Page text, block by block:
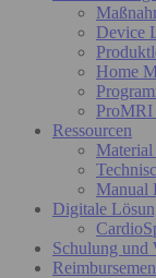
Device
Home
ProMRI
Ressourcen
Manual
Digitale
Schulung und